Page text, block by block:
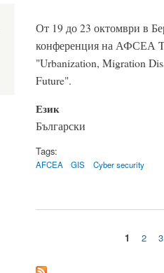
От 19 до 23 октомври в
конференция на АФСЕА
"Urbanization, Migration
Future".
Език
Български
Tags:
AFCEA GIS Cyber security
1 2 3